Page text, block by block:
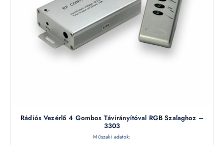
Rádiós Vezérlő 4 Gombos Távirányítóval RGB Szalaghoz –
3303
Műszaki adatok: